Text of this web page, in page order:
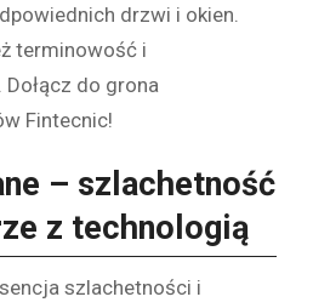
drzwi i okien.
terminowość i
do grona
Fintecnic!
– szlachetność
z technologią
szlachetności i